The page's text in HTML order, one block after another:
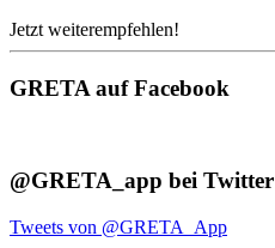
Jetzt weiterempfehlen!
GRETA auf Facebook
@GRETA_app bei Twitter
Tweets von @GRETA_App